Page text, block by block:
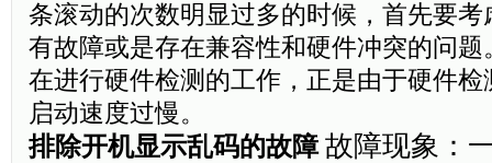
条滚动的次数明显过多的时候，首先要
有故障或是存在兼容性和硬件冲突的问
在进行硬件检测的工作，正是由于硬件
启动速度过慢。
排除开机显示乱码的故障 故障现象：